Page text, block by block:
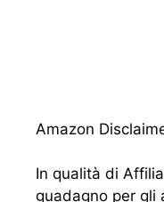
Amazon
In qualità di
guadagno per gli